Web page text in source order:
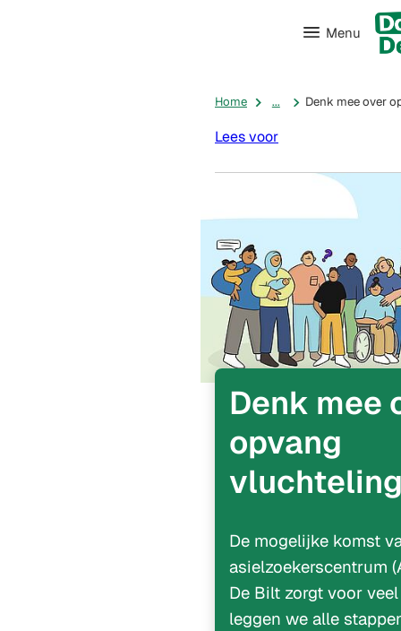
Menu
Home ... Denk mee over
Lees voor
Denk mee
opvang
De mogelijke komst
asielzoekerscentrum
De Bilt zorgt voor
leggen we alle